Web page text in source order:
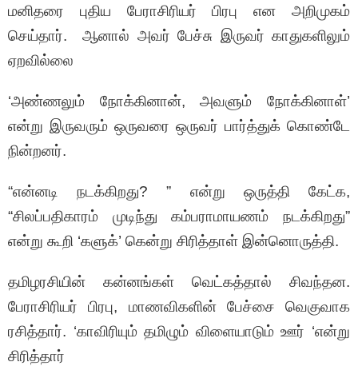
மனிதரை புதிய பேராசிரியர் பிரபு என அறிமுகம்
செய்தார். ஆனால் அவர் பேச்சு இருவர் காதுகளிலும்
ஏறவில்லை
‘அண்ணலும் நோக்கினான், அவளும் நோக்கினாள்’
என்று இருவரும் ஒருவரை ஒருவர் பார்த்துக் கொண்டே
நின்றனர்.
“என்னடி நடக்கிறது? ” என்று ஒருத்தி கேட்க,
“சிலப்பதிகாரம் முடிந்து கம்பராமாயணம் நடக்கிறது”
என்று கூறி ‘களுக்’ கென்று சிரித்தாள் இன்னொருத்தி.
தமிழரசியின் கன்னங்கள் வெட்கத்தால் சிவந்தன.
பேராசிரியர் பிரபு, மாணவிகளின் பேச்சை வெகுவாக
ரசித்தார். ‘காவிரியும் தமிழும் விளையாடும் ஊர் ‘என்று
சிரித்தார்